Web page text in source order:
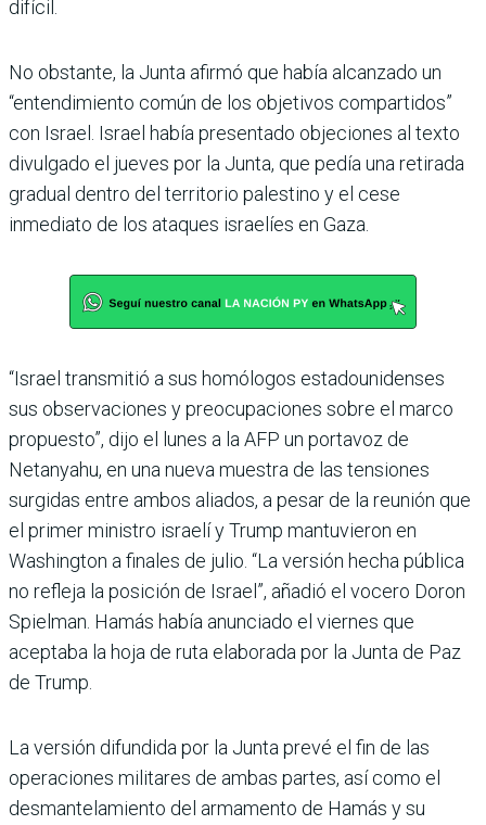
difícil.
No obstante, la Junta afirmó que había alcanzado un
“entendimiento común de los objetivos compartidos”
con Israel. Israel había presentado objeciones al texto
divulgado el jueves por la Junta, que pedía una retirada
gradual dentro del territorio palestino y el cese
inmediato de los ataques israelíes en Gaza.
“Israel transmitió a sus homólogos estadounidenses
sus observaciones y preocupaciones sobre el marco
propuesto”, dijo el lunes a la AFP un portavoz de
Netanyahu, en una nueva muestra de las tensiones
surgidas entre ambos aliados, a pesar de la reunión que
el primer ministro israelí y Trump mantuvieron en
Washington a finales de julio. “La versión hecha pública
no refleja la posición de Israel”, añadió el vocero Doron
Spielman. Hamás había anunciado el viernes que
aceptaba la hoja de ruta elaborada por la Junta de Paz
de Trump.
La versión difundida por la Junta prevé el fin de las
operaciones militares de ambas partes, así como el
desmantelamiento del armamento de Hamás y su